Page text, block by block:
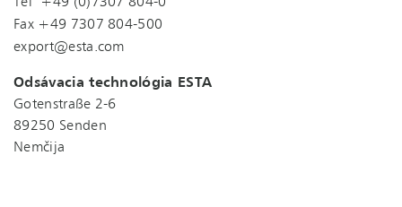
Fax +49 7307 804-500
export@esta.com
Odsávacia technológia ESTA
Gotenstraße 2-6
89250 Senden
Nemčija